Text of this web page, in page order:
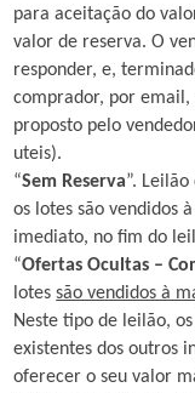
para aceitação do
valor de reserva. O
responder, e,
comprador, por
proposto pelo
uteis).
“Sem Reserva”.
os lotes são vendidos
imediato, no fim do
“Ofertas Ocultas –
lotessão vendidos à
Neste tipo de leilão,
existentes dos outros
oferecer o seu valor